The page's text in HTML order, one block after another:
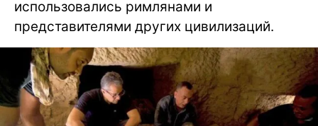
использовались римлянами и
представителями других цивилизаций.